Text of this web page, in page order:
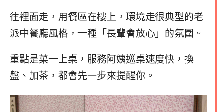
往裡面走，用餐區在樓上，環境走很典型的老
派中餐廳風格，一種「長輩會放心」的氛圍。
重點是菜一上桌，服務阿姨巡桌速度快，換
盤、加茶，都會先一步來提醒你。